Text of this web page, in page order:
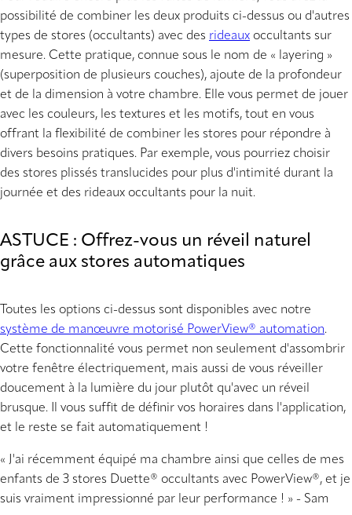
possibilité de combiner les deux produits ci-dessus ou d'autres
types de stores (occultants) avec des rideaux occultants sur
mesure. Cette pratique, connue sous le nom de « layering »
(superposition de plusieurs couches), ajoute de la profondeur
et de la dimension à votre chambre. Elle vous permet de jouer
avec les couleurs, les textures et les motifs, tout en vous
offrant la flexibilité de combiner les stores pour répondre à
divers besoins pratiques. Par exemple, vous pourriez choisir
des stores plissés translucides pour plus d'intimité durant la
journée et des rideaux occultants pour la nuit.
ASTUCE : Offrez-vous un réveil naturel
grâce aux stores automatiques
Toutes les options ci-dessus sont disponibles avec notre
système de manœuvre motorisé PowerView® automation.
Cette fonctionnalité vous permet non seulement d'assombrir
votre fenêtre électriquement, mais aussi de vous réveiller
doucement à la lumière du jour plutôt qu'avec un réveil
brusque. Il vous suffit de définir vos horaires dans l'application,
et le reste se fait automatiquement !
« J'ai récemment équipé ma chambre ainsi que celles de mes
enfants de 3 stores Duette® occultants avec PowerView®, et je
suis vraiment impressionné par leur performance ! » - Sam